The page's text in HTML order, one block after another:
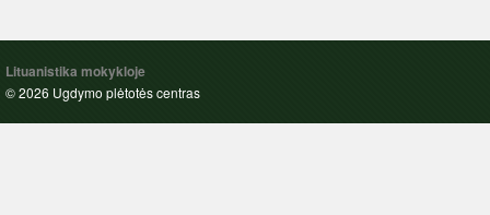
Lituanistika mokykloje
© 2026 Ugdymo plėtotės centras